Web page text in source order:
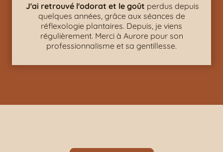
J'ai retrouvé l'odorat et le goût perdus depuis
quelques années, grâce aux séances de
réflexologie plantaires. Depuis, je viens
régulièrement. Merci à Aurore pour son
professionnalisme et sa gentillesse.